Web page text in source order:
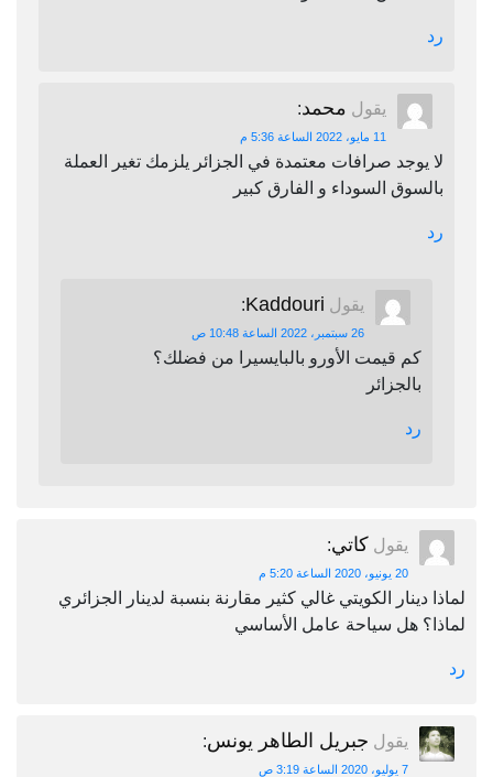
رد
يقول محمد:
11 مايو، 2022 الساعة 5:36 م
لا يوجد صرافات معتمدة في الجزائر يلزمك تغير العملة
بالسوق السوداء و الفارق كبير
رد
يقول Kaddouri
:
26 سبتمبر، 2022 الساعة 10:48 ص
كم قيمت الأورو بالبايسيرا من فضلك؟
بالجزائر
رد
يقول كاتي:
20 يونيو، 2020 الساعة 5:20 م
لماذا دينار الكويتي غالي كثير مقارنة بنسبة لدينار الجزائري
لماذا؟ هل سياحة عامل الأساسي
رد
يقول جبريل الطاهر يونس:
7 يوليو، 2020 الساعة 3:19 ص